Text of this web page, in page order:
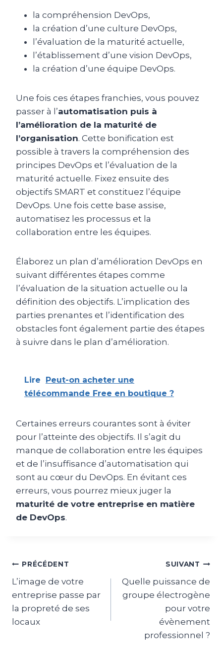
la compréhension DevOps,
la création d’une culture DevOps,
l’évaluation de la maturité actuelle,
l’établissement d’une vision DevOps,
la création d’une équipe DevOps.
Une fois ces étapes franchies, vous pouvez
passer à l’automatisation puis à
l’amélioration de la maturité de
l’organisation. Cette bonification est
possible à travers la compréhension des
principes DevOps et l’évaluation de la
maturité actuelle. Fixez ensuite des
objectifs SMART et constituez l’équipe
DevOps. Une fois cette base assise,
automatisez les processus et la
collaboration entre les équipes.
Élaborez un plan d’amélioration DevOps en
suivant différentes étapes comme
l’évaluation de la situation actuelle ou la
définition des objectifs. L’implication des
parties prenantes et l’identification des
obstacles font également partie des étapes
à suivre dans le plan d’amélioration.
Lire
Peut-on acheter une
télécommande Free en boutique ?
Certaines erreurs courantes sont à éviter
pour l’atteinte des objectifs. Il s’agit du
manque de collaboration entre les équipes
et de l’insuffisance d’automatisation qui
sont au cœur du DevOps. En évitant ces
erreurs, vous pourrez mieux juger la
maturité de votre entreprise en matière
de DevOps.
Navigation
de
l’article
PRÉCÉDENT
L’image de votre
entreprise passe par
la propreté de ses
locaux
SUIVANT
Quelle puissance de
groupe électrogène
pour votre
évènement
professionnel ?